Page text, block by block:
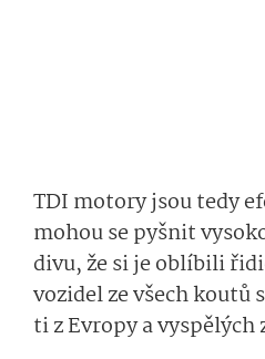
TDI motory jsou tedy
mohou se pyšnit
divu, že si je oblíbili
vozidel ze všech koutů
ti z Evropy a vyspělých